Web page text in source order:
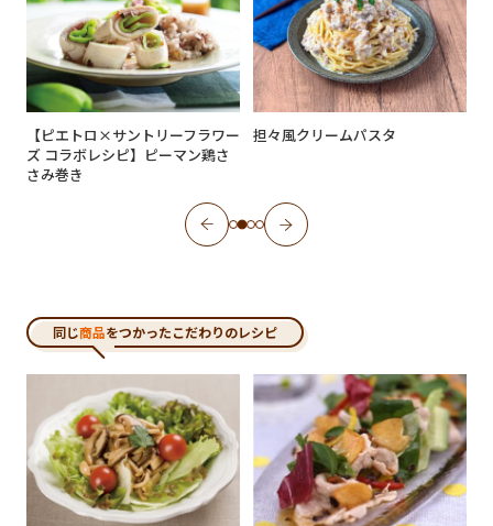
【ピエトロ×サントリーフラワー
ズ コラボレシピ】ピーマン鶏さ
さみ巻き
担々風クリームパスタ
同じ商品をつかったこだわりのレシピ